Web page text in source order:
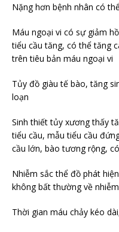
Nặng hơn bệnh nhân có
Máu ngoại vi có sự giảm
tiểu cầu tăng, có thể tăng
trên tiêu bản máu ngoại vi
Tủy đồ giàu tế bào, tăng
loạn
Sinh thiết tủy xương thấy
tiểu cầu, mẫu tiểu cầu
cầu lớn, bào tương rộng,
Nhiễm sắc thể đồ phát
không bất thường về
Thời gian máu chảy kéo